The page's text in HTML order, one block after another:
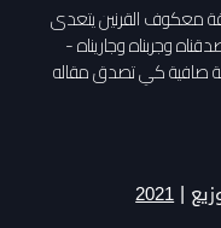
معكوف القرنين يتعدى
وجربناه وجاريناه -
صافية كي تصدق مقاله
|
2021